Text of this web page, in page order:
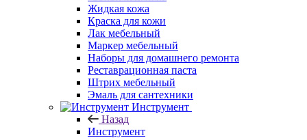
Жидкая кожа
Краска для кожи
Лак мебельный
Маркер мебельный
Наборы для домашнего ремонта
Реставрационная паста
Штрих мебельный
Эмаль для сантехники
Инструмент
Назад
Инструмент